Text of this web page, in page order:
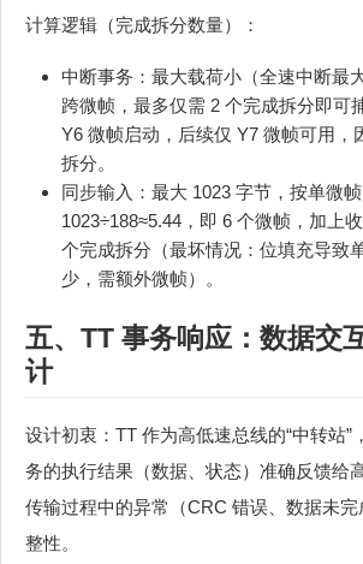
计算逻辑（完成拆分数量）：
中断事务：最大载荷小（全速中断最
跨微帧，最多仅需 2 个完成拆分即可
Y6 微帧启动，后续仅 Y7 微帧可用，
拆分。
同步输入：最大 1023 字节，按单微
1023÷188≈5.44，即 6 个微帧，加上
个完成拆分（最坏情况：位填充导致
少，需额外微帧）。
五、TT 事务响应：数据交
计
设计初衷：TT 作为高低速总线的“中转站”
务的执行结果（数据、状态）准确反馈给
传输过程中的异常（CRC 错误、数据未
整性。